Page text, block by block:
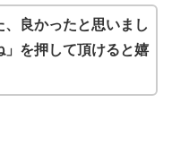
良かったと思いまし
を押して頂けると嬉